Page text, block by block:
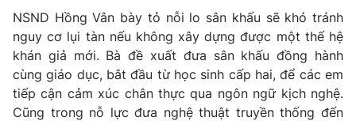
NSND Hồng Vân bày tỏ nỗi lo sân khấu sẽ khó tránh
nguy cơ lụi tàn nếu không xây dựng được một thế hệ
khán giả mới. Bà đề xuất đưa sân khấu đồng hành
cùng giáo dục, bắt đầu từ học sinh cấp hai, để các em
tiếp cận cảm xúc chân thực qua ngôn ngữ kịch nghệ.
Cũng trong nỗ lực đưa nghệ thuật truyền thống đến